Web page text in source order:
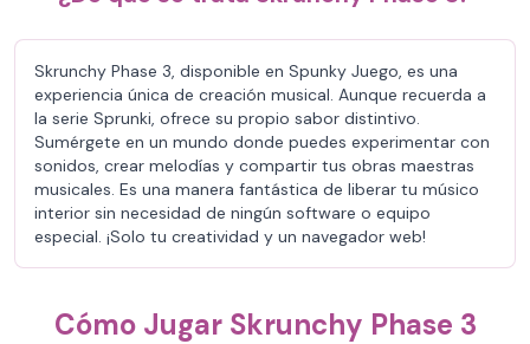
Skrunchy Phase 3, disponible en Spunky Juego, es una
experiencia única de creación musical. Aunque recuerda a
la serie Sprunki, ofrece su propio sabor distintivo.
Sumérgete en un mundo donde puedes experimentar con
sonidos, crear melodías y compartir tus obras maestras
musicales. Es una manera fantástica de liberar tu músico
interior sin necesidad de ningún software o equipo
especial. ¡Solo tu creatividad y un navegador web!
Cómo Jugar Skrunchy Phase 3